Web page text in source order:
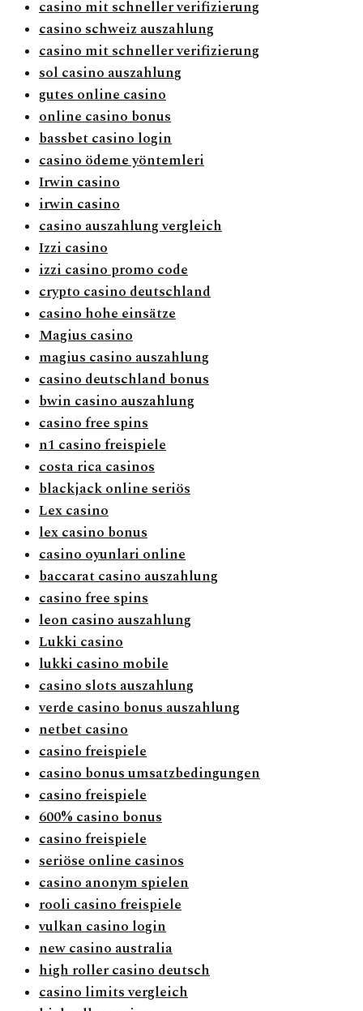
casino mit schneller verifizierung
casino schweiz auszahlung
casino mit schneller verifizierung
sol casino auszahlung
gutes online casino
online casino bonus
bassbet casino login
casino ödeme yöntemleri
Irwin casino
irwin casino
casino auszahlung vergleich
Izzi casino
izzi casino promo code
crypto casino deutschland
casino hohe einsätze
Magius casino
magius casino auszahlung
casino deutschland bonus
bwin casino auszahlung
casino free spins
n1 casino freispiele
costa rica casinos
blackjack online seriös
Lex casino
lex casino bonus
casino oyunlari online
baccarat casino auszahlung
casino free spins
leon casino auszahlung
Lukki casino
lukki casino mobile
casino slots auszahlung
verde casino bonus auszahlung
netbet casino
casino freispiele
casino bonus umsatzbedingungen
casino freispiele
600% casino bonus
casino freispiele
seriöse online casinos
casino anonym spielen
rooli casino freispiele
vulkan casino login
new casino australia
high roller casino deutsch
casino limits vergleich